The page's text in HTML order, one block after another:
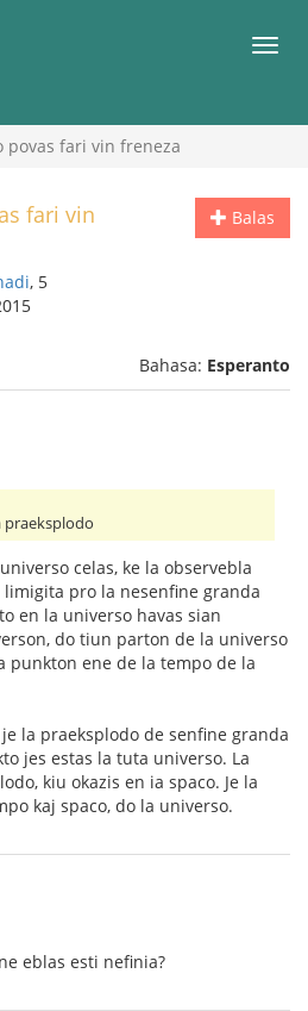
povas fari vin freneza
Balas
fari vin
, 5
Bahasa: Esperanto
praeksplodo
celas, ke la observebla
pro la nesenfine granda
en la universo havas sian
do tiun parton de la universo
punkton ene de la tempo de la
la praeksplodo de senfine granda
jes estas la tuta universo. La
kiu okazis en ia spaco. Je la
kaj spaco, do la universo.
eblas esti nefinia?